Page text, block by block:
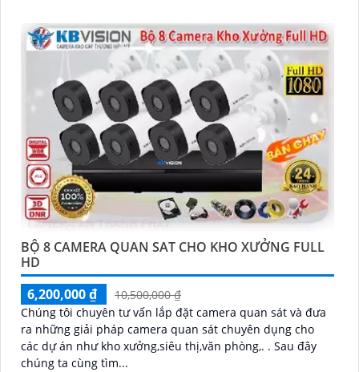
BỘ 8 CAMERA QUAN SAT CHO KHO XƯỞNG FULL
HD
6,200,000 ₫
10,500,000 ₫
Chúng tôi chuyên tư vấn lắp đặt camera quan sát và đưa
ra những giải pháp camera quan sát chuyên dụng cho
các dự án như kho xưởng,siêu thị,văn phòng,. . Sau đây
chúng ta cùng tìm...